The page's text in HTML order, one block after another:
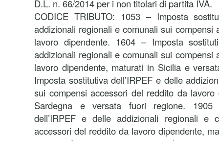
D.L. n. 66/2014 per i non titolari di partita IVA.
CODICE TRIBUTO: 1053 – Imposta
addizionali regionali e comunali sui compensi
lavoro dipendente. 1604 – Imposta
addizionali regionali e comunali sui compensi
lavoro dipendente, maturati in Sicilia e
Imposta sostitutiva dell’IRPEF e delle
sui compensi accessori del reddito da
Sardegna e versata fuori regione. 1905
dell’IRPEF e delle addizionali regionali e
accessori del reddito da lavoro dipendente,